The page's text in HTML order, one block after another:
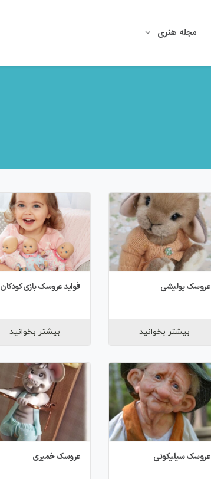
مجله هنری
عروسک پولیشی
بیشتر بخوانید
فواید عروسک بازی کودکان
بیشتر بخوانید
عروسک سیلیکونی عروسک خمیری